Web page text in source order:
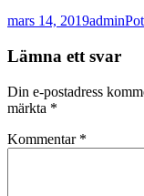
Postat
mars 14, 2019Författare
admin
Lämna ett svar
Din e-postadress
märkta *
Kommentar *